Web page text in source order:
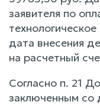
заявителя по
дата внесения
на расчетный
Согласно п. 21
заключенным со